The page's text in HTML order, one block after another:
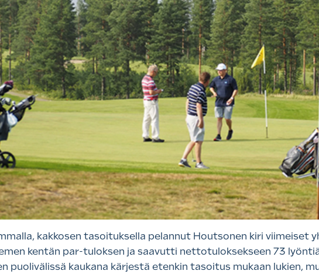
kakkosen tasoituksella pelannut Houtsonen kiri viimeiset
kentän par-tuloksen ja saavutti nettotuloksekseen 73
puolivälissä kaukana kärjestä etenkin tasoitus mukaan lukien,